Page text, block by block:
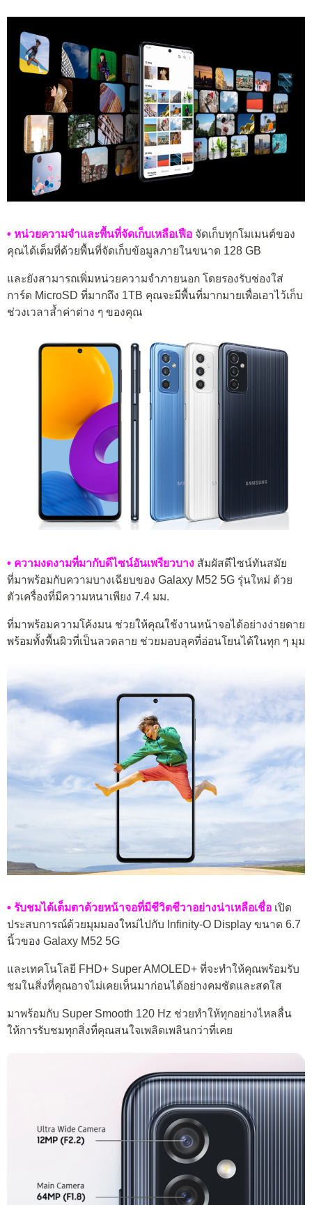
• หน่วยความจำและพื้นที่จัดเก็บเหลือเฟือ จัดเก็บทุกโมเมนต์ของ
คุณได้เต็มที่ด้วยพื้นที่จัดเก็บข้อมูลภายในขนาด 128 GB
และยังสามารถเพิ่มหน่วยความจำภายนอก โดยรองรับช่องใส่
การ์ด MicroSD ที่มากถึง 1TB คุณจะมีพื้นที่มากมายเพื่อเอาไว้เก็บ
ช่วงเวลาล้ำค่าต่าง ๆ ของคุณ
• ความงดงามที่มากับดีไซน์อันเพรียวบาง สัมผัสดีไซน์ทันสมัย
ที่มาพร้อมกับความบางเฉียบของ Galaxy M52 5G รุ่นใหม่ ด้วย
ตัวเครื่องที่มีความหนาเพียง 7.4 มม.
ที่มาพร้อมความโค้งมน ช่วยให้คุณใช้งานหน้าจอได้อย่างง่ายดาย
พร้อมทั้งพื้นผิวที่เป็นลวดลาย ช่วยมอบลุคที่อ่อนโยนได้ในทุก ๆ มุม
• รับชมได้เต็มตาด้วยหน้าจอที่มีชีวิตชีวาอย่างน่าเหลือเชื่อ เปิด
ประสบการณ์ด้วยมุมมองใหม่ไปกับ Infinity-O Display ขนาด 6.7
นิ้วของ Galaxy M52 5G
และเทคโนโลยี FHD+ Super AMOLED+ ที่จะทำให้คุณพร้อมรับ
ชมในสิ่งที่คุณอาจไม่เคยเห็นมาก่อนได้อย่างคมชัดและสดใส
มาพร้อมกับ Super Smooth 120 Hz ช่วยทำให้ทุกอย่างไหลลื่น
ให้การรับชมทุกสิ่งที่คุณสนใจเพลิดเพลินกว่าที่เคย